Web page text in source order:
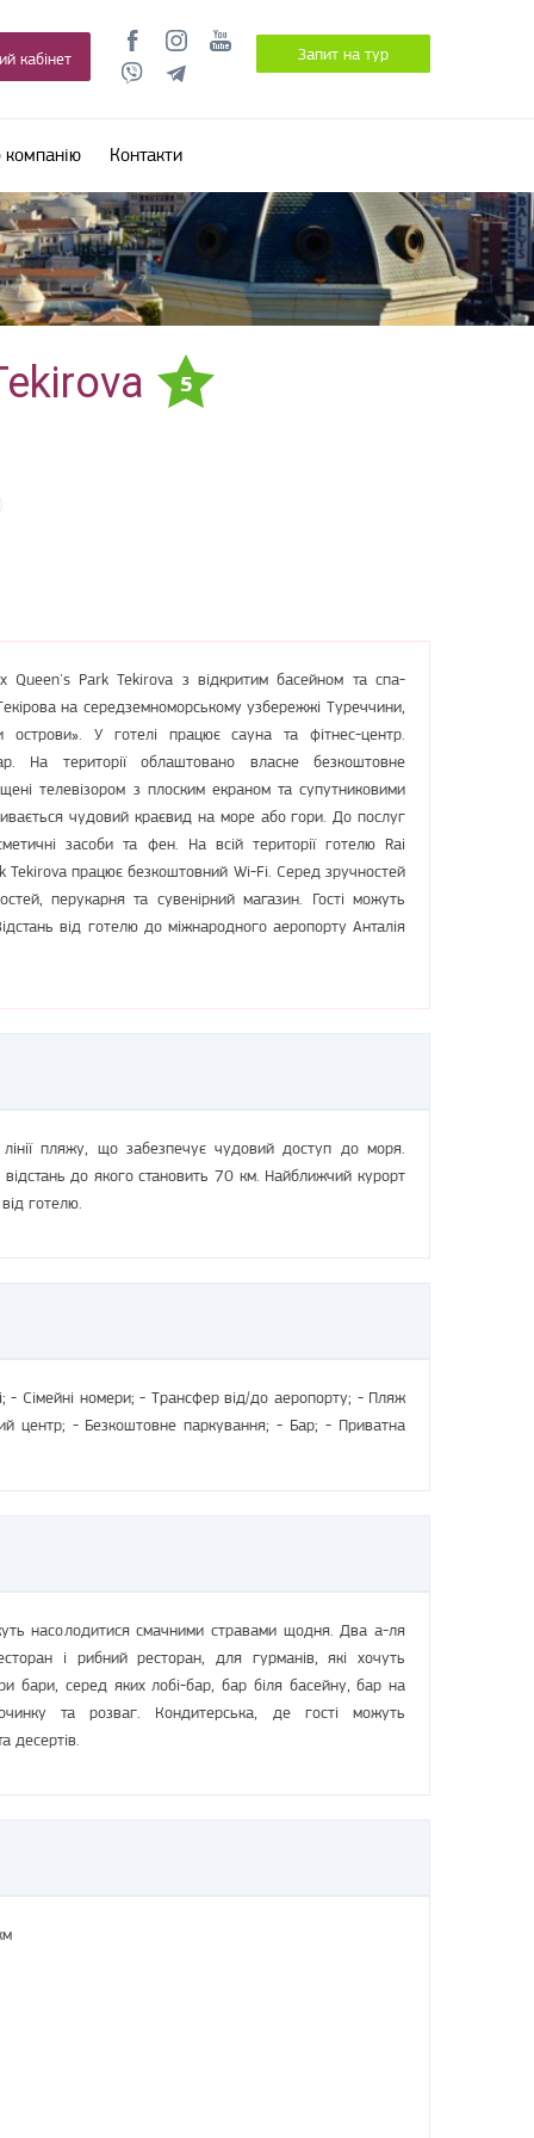
кабінет Запит на тур
компанію Контакти
5
Queen's Park Tekirova з відкритим басейном та спа-
на середземноморському узбережжі Туреччини,
У готелі працює сауна та фітнес-центр.
На території облаштовано власне безкоштовне
телевізором з плоским екраном та супутниковими
чудовий краєвид на море або гори. До послуг
засоби та фен. На всій території готелю Rai
Tekirova працює безкоштовний Wi-Fi. Серед зручностей
перукарня та сувенірний магазин. Гості можуть
від готелю до міжнародного аеропорту Анталія
пляжу, що забезпечує чудовий доступ до моря.
до якого становить 70 км. Найближчий курорт
готелю.
; - Сімейні номери; - Трансфер від/до аеропорту; - Пляж
центр; - Безкоштовне паркування; - Бар; - Приватна
насолодитися смачними стравами щодня. Два a-ля
і рибний ресторан, для гурманів, які хочуть
бари, серед яких лобі-бар, бар біля басейну, бар на
та розваг. Кондитерська, де гості можуть
десертів.